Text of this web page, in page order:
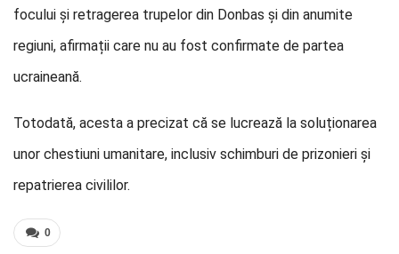
focului și retragerea trupelor din Donbas și din anumite
regiuni, afirmații care nu au fost confirmate de partea
ucraineană.
Totodată, acesta a precizat că se lucrează la soluționarea
unor chestiuni umanitare, inclusiv schimburi de prizonieri și
repatrierea civililor.
0